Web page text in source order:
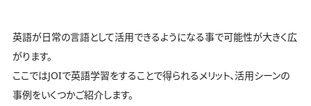
英語が日常の言語として活用できるようになる事で可能性が大きく広
がります。
ここではJOIで英語学習をすることで得られるメリット、活用シーンの
事例をいくつかご紹介します。